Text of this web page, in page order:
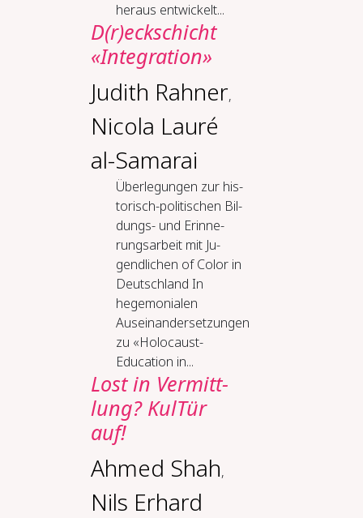
heraus entwickelt...
D(r)eck­schicht
«In­te­gra­ti­on»
Judith Rahner,
Nicola Lauré
al-Samarai
Über­le­gun­gen zur his­
to­risch-​po­li­ti­schen Bil­
dungs-​ und Er­in­ne­
rungs­ar­beit mit Ju­
gend­li­chen of Co­lor in
Deutsch­land In
hegemonialen
Auseinandersetzungen
zu «Holocaust-
Education in...
Lost in Ver­mitt­
lung? Kul­Tür
auf!
Ahmed Shah,
Nils Erhard